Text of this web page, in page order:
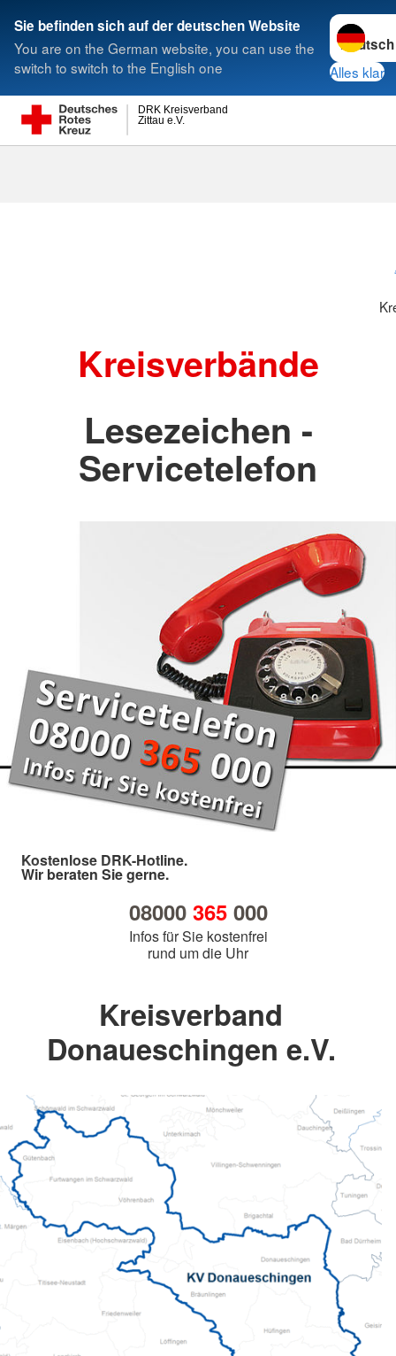
Sie befinden sich auf der deutschen Website
You are on the German website, you can use the
switch to switch to the English one
Sprache
Alles klar
Zittau e.V.
DRK Kreisverband
Suche
Kreisverbände
Lesezeichen -
Servicetelefon
Kostenlose DRK-Hotline.
Wir beraten Sie gerne.
08000 365000
Infos für Sie kostenfrei
rund um die Uhr
Kreisverband
Donaueschingen e.V.